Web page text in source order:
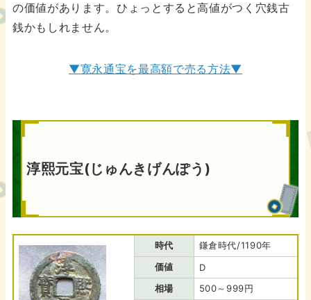
の価値があります。ひょっとすると高値がつく穴銭古
銭かもしれません。
▼寛永通宝を最高額で売る方法▼
淳熙元宝(じゅんきげんぽう)
時代
鎌倉時代/1190年
価値
D
相場
500～999円